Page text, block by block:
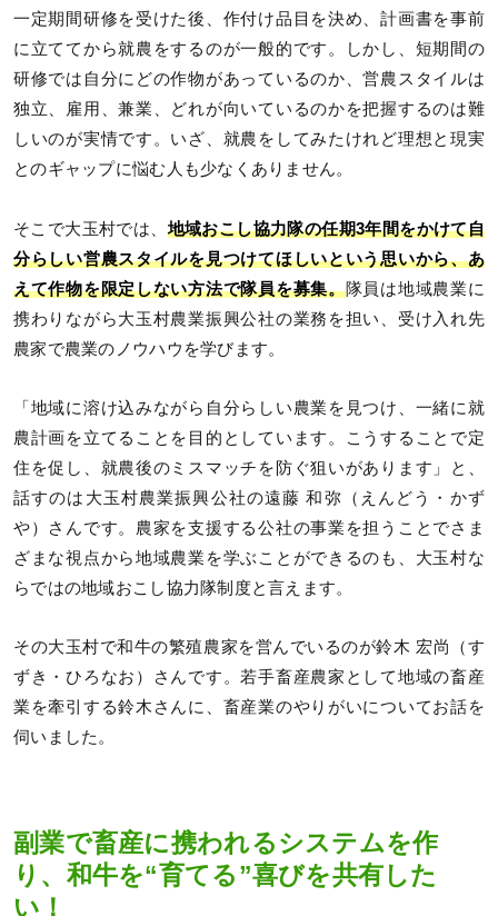
一定期間研修を受けた後、作付け品目を決め、計画書を事前
に立ててから就農をするのが一般的です。しかし、短期間の
研修では自分にどの作物があっているのか、営農スタイルは
独立、雇用、兼業、どれが向いているのかを把握するのは難
しいのが実情です。いざ、就農をしてみたけれど理想と現実
とのギャップに悩む人も少なくありません。
そこで大玉村では、地域おこし協力隊の任期3年間をかけて自
分らしい営農スタイルを見つけてほしいという思いから、あ
えて作物を限定しない方法で隊員を募集。隊員は地域農業に
携わりながら大玉村農業振興公社の業務を担い、受け入れ先
農家で農業のノウハウを学びます。
「地域に溶け込みながら自分らしい農業を見つけ、一緒に就
農計画を立てることを目的としています。こうすることで定
住を促し、就農後のミスマッチを防ぐ狙いがあります」と、
話すのは大玉村農業振興公社の遠藤 和弥（えんどう・かず
や）さんです。農家を支援する公社の事業を担うことでさま
ざまな視点から地域農業を学ぶことができるのも、大玉村な
らではの地域おこし協力隊制度と言えます。
その大玉村で和牛の繁殖農家を営んでいるのが鈴木 宏尚（す
ずき・ひろなお）さんです。若手畜産農家として地域の畜産
業を牽引する鈴木さんに、畜産業のやりがいについてお話を
伺いました。
副業で畜産に携われるシステムを作
り、和牛を“育てる”喜びを共有した
い！